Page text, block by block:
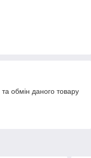
обмін даного товару